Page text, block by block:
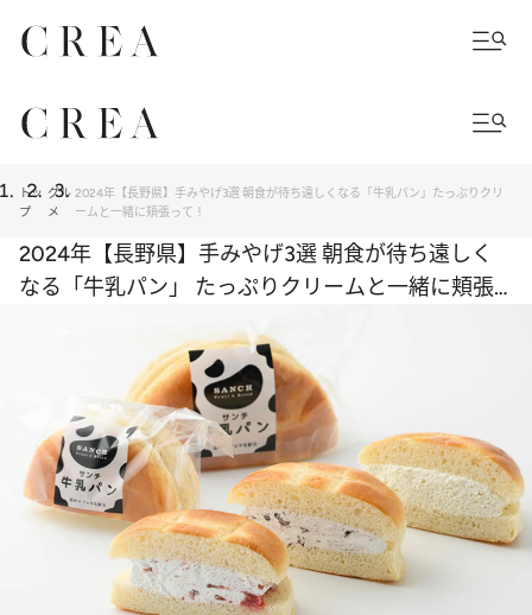
トッ
プ
グル
メ
2024年【長野県】手みやげ3選 朝食が待ち遠しくなる「牛乳パン」たっぷりクリ
ームと一緒に頬張って！
2024年【長野県】手みやげ3選 朝食が待ち遠しく
なる「牛乳パン」 たっぷりクリームと一緒に頬張